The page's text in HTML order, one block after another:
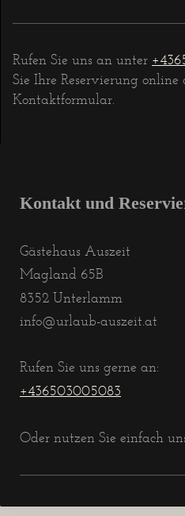
Rufen Sie uns an unter
Sie Ihre Reservierung online
Kontaktformular.
Kontakt und
Gästehaus Auszeit
Magland 65B
8352 Unterlamm
info@urlaub-auszeit.at
Rufen Sie uns gerne an:
+436503005083
Oder nutzen Sie einfach